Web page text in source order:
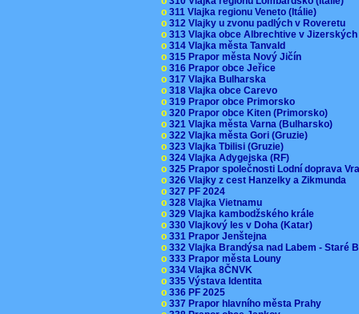
o 311 Vlajka regionu Veneto (Itálie)
o 312 Vlajky u zvonu padlých v Roveretu
o 313 Vlajka obce Albrechtive v
o 314 Vlajka města Tanvald
o 315 Prapor města Nový Jičín
o 316 Prapor obce Jeřice
o 317 Vlajka Bulharska
o 318 Vlajka obce Carevo
o 319 Prapor obce Primorsko
o 320 Prapor obce Kiten (Primorsko)
o 321 Vlajka města Varna (Bulharsko)
o 322 Vlajka města Gori (Gruzie)
o 323 Vlajka Tbilisi (Gruzie)
o 324 Vlajka Adygejska (RF)
o 325 Prapor společnosti Lodní doprava
o 326 Vlajky z cest Hanzelky a Zikmunda
o 327 PF 2024
o 328 Vlajka Vietnamu
o 329 Vlajka kambodžského krále
o 330 Vlajkový les v Doha (Katar)
o 331 Prapor Jenštejna
o 332 Vlajka Brandýsa nad Labem - Staré
o 333 Prapor města Louny
o 334 Vlajka 8ČNVK
o 335 Výstava Identita
o 336 PF 2025
o 337 Prapor hlavního města Prahy